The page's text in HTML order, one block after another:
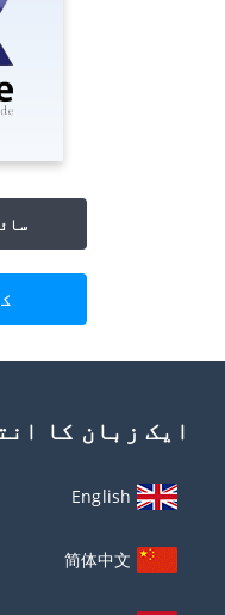
ایک زبان کا
English
简体中文